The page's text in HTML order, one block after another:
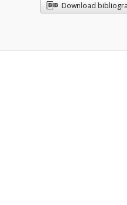
Download